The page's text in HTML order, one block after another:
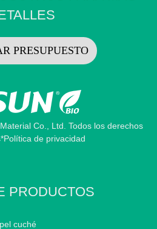
PRESUPUESTO
Co., Ltd. Todos los derechos
*Política de privacidad
PRODUCTOS
cuché